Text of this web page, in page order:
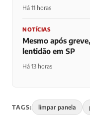
Há 11 horas
NOTÍCIAS
Mesmo após
lentidão em SP
Há 13 horas
TAGS: limpar panela